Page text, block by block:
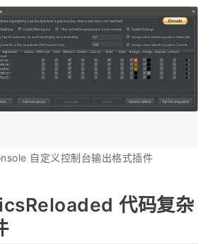
自定义控制台输出格式插件
代码复杂